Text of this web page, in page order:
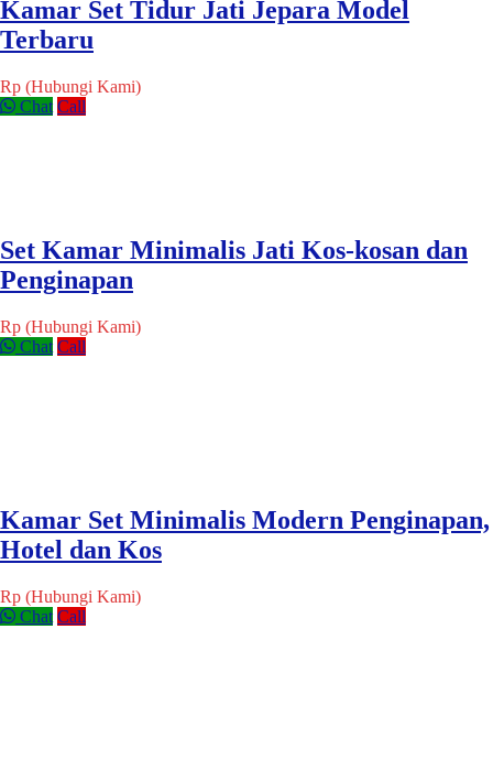
Kamar Set Tidur Jati Jepara Model
Terbaru
Rp (Hubungi Kami)
Chat Call
Set Kamar Minimalis Jati Kos-kosan dan
Penginapan
Rp (Hubungi Kami)
Chat Call
Kamar Set Minimalis Modern Penginapan,
Hotel dan Kos
Rp (Hubungi Kami)
Chat Call